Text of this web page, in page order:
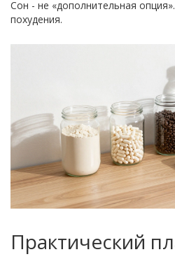
Сон - не «дополнительная
похудения.
Практический